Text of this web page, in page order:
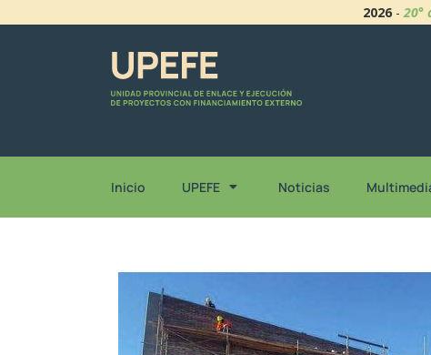
2026 -20°
Inicio UPEFE Noticias